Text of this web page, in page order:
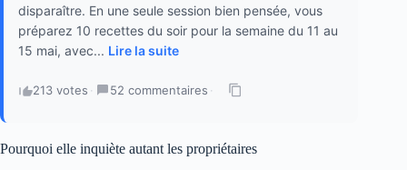
disparaître. En une seule session bien pensée, vous
préparez 10 recettes du soir pour la semaine du 11 au
15 mai, avec... Lire la suite
213 votes · 52 commentaires ·
Pourquoi elle inquiète autant les propriétaires